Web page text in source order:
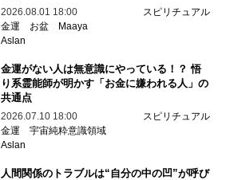
2026.08.01 18:00
スピリチュアル
金運
お盆
Maaya
Aslan
金運がない人は無意識にやっている！？ 悟
り系霊能師が明かす「お金に嫌われる人」の
共通点
2026.07.10 18:00
スピリチュアル
金運 宇宙純粋意識領域
Aslan
人間関係のトラブルは“自分の中の凹”が呼び